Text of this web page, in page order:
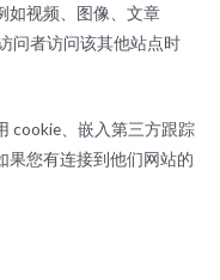
如视频、图像、文章
问者访问该其他站点时
cookie、嵌入第三方跟踪
果您有连接到他们网站的